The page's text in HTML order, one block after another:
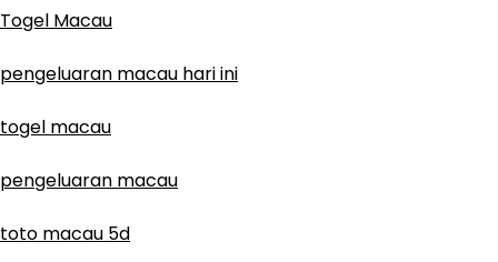
Togel Macau
pengeluaran macau hari ini
togel macau
pengeluaran macau
toto macau 5d